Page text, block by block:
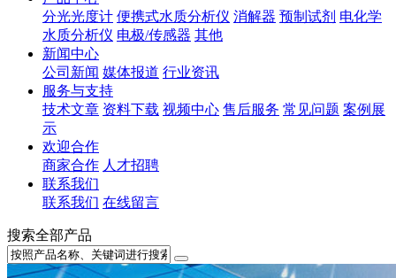
分光光度计 便携式水质分析仪 消解器 预制试剂 电化学
水质分析仪 电极/传感器 其他
新闻中心
公司新闻 媒体报道 行业资讯
服务与支持
技术文章 资料下载 视频中心 售后服务 常见问题 案例展
示
欢迎合作
商家合作 人才招聘
联系我们
联系我们 在线留言
搜索全部产品